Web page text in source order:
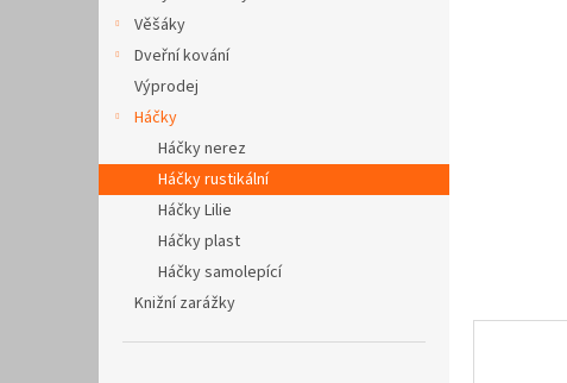
l
Věšáky
Dveřní kování
Výprodej
Háčky
Háčky nerez
Háčky rustikální
Háčky Lilie
Háčky plast
Háčky samolepící
Knižní zarážky